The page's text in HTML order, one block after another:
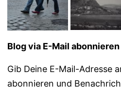
Blog via E-Mail abonnieren
Gib Deine E-Mail-Adresse
abonnieren und